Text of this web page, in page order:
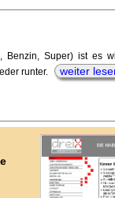
Benzin, Super) ist es
runter.
weiter